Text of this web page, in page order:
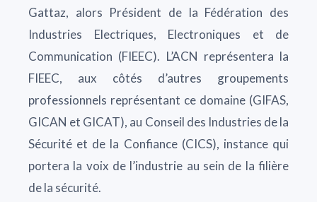
Gattaz, alors Président de la Fédération des
Industries Electriques, Electroniques et de
Communication (FIEEC). L’ACN représentera la
FIEEC, aux côtés d’autres groupements
professionnels représentant ce domaine (GIFAS,
GICAN et GICAT), au Conseil des Industries de la
Sécurité et de la Confiance (CICS), instance qui
portera la voix de l’industrie au sein de la filière
de la sécurité.